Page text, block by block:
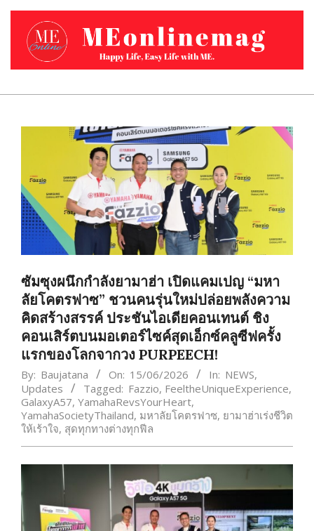
Skip
content
Primary
ซัมซุงผนึกกำลังยามาฮ่า เปิดแคมเปญ “มหา
ลัยโคตรฟาซ” ชวนคนรุ่นใหม่ปล่อยพลังความ
คิดสร้างสรรค์ ประชันไอเดียคอนเทนต์ ชิง
คอนเสิร์ตบนมอเตอร์ไซค์สุดเอ็กซ์คลูซีฟครั้ง
แรกของโลกจากวง PURPEECH!
By: Baujatana On: 15/06/2026 In: NEWS,
Updates
Tagged: Fazzio, FeeltheUniqueExperience,
GalaxyA57, YamahaRevsYourHeart,
YamahaSocietyThailand, มหาลัยโคตรฟาซ, ยามาฮ่าเร่งชีวิต
ให้เร้าใจ, สุดทุกทางต่างทุกฟีล